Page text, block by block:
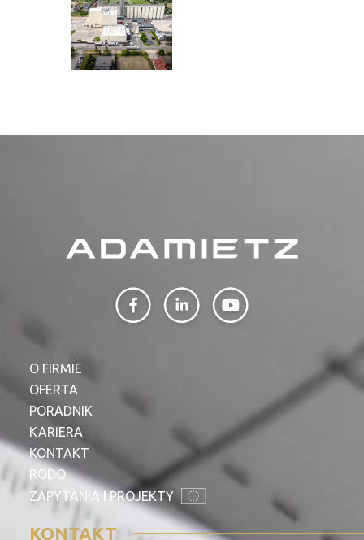
O FIRMIE
OFERTA
PORADNIK
KARIERA
KONTAKT
RODO
ZAPYTANIA I PROJEKTY
KONTAKT